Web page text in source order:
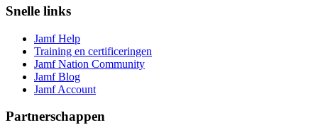
Snelle links
Jamf Help
Training en certificeringen
Jamf Nation Community
Jamf Blog
Jamf Account
Partnerschappen